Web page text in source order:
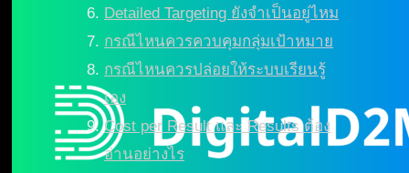
Detailed Targeting ยังจำเป็นอยู่ไหม
กรณีไหนควรควบคุมกลุ่มเป้าหมาย
กรณีไหนควรปล่อยให้ระบบเรียนรู้
เอง
Cost per Result และ Results ต้อง
อ่านอย่างไร